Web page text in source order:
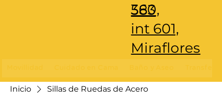
360,
int 601,
Miraflores
583
Inicio Sillas de Ruedas de Acero